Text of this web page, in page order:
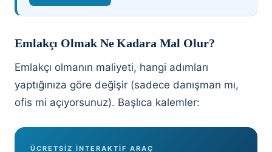
Emlakçı Olmak Ne Kadara Mal Olur?
Emlakçı olmanın maliyeti, hangi adımları
yaptığınıza göre değişir (sadece danışman mı,
ofis mi açıyorsunuz). Başlıca kalemler:
ÜCRETSİZ İNTERAKTİF ARAÇ